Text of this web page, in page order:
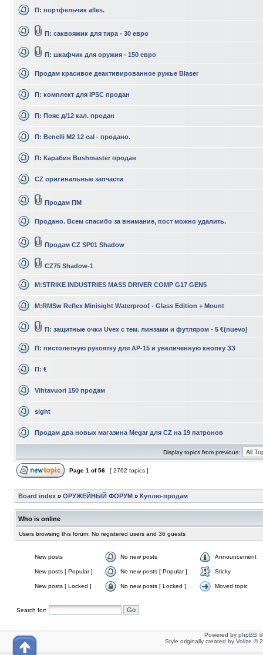
П: портфельчик alles.
П: саквояжик для тира - 30 евро
П: шкафчик для оружия - 150 евро
Продам красивое деактивированное ружье Blaser
П: комплект для IPSC продан
П: Пояс д/12 кал. продан
П: Benelli M2 12 cal - продано.
П: Карабин Bushmaster продан
CZ оригинальныe запчасти
Продам ПМ
Продано. Всем спасибо за внимание, пост можно удалить.
Продам CZ SP01 Shadow
CZ75 Shadow-1
M:STRIKE INDUSTRIES MASS DRIVER COMP G17 GEN5
M:RMSw Reflex Minisight Waterproof - Glass Edition + Mount
П: защитные очки Uvex с тем. линзами и футляром - 5 €(nuevo)
П: пистолетную рукоятку для АР-15 и увеличенную кнопку ЗЗ
П: €
Vihtavuori 150 продам
sight
Продам два новых магазина Мegar для CZ на 19 патронов
Display topics from previous:
Page 1 of56 [ 2762 topics ]
Board index » ОРУЖЕЙНЫЙ ФОРУМ » Куплю-продам
Who is online
Users browsing this forum: No registered users and 36 guests
New posts No new posts Announcement
New posts [ Popular ] No new posts [ Popular ] Sticky
New posts [ Locked ] No new posts [ Locked ] Moved topic
Search for:
Powered by phpBB
Style originally created by Volize ©